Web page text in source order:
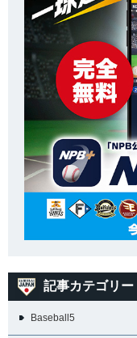
記事カテゴリー
Baseball5